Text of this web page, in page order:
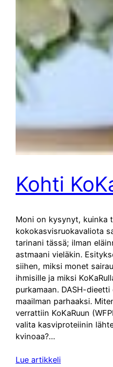
Kohti
Moni on kysynyt, kuinka
kokokasvisruokavaliota
tarinani tässä; ilman
astmaani vieläkin.
siihen, miksi monet
ihmisille ja miksi
purkamaan. DASH-
maailman parhaaksi.
verrattiin KoKaRuun
valita kasviproteiinin
kvinoaa?…
Lue artikkeli